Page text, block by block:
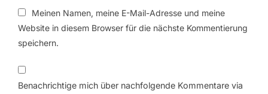
Meinen Namen, meine E-Mail-Adresse und meine
Website in diesem Browser für die nächste Kommentierung
speichern.
Benachrichtige mich über nachfolgende Kommentare via